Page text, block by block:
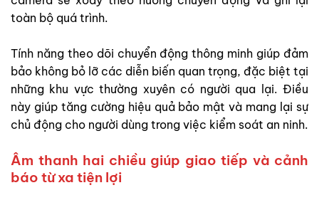
toàn bộ quá trình.
Tính năng theo dõi chuyển động thông minh giúp đảm
bảo không bỏ lỡ các diễn biến quan trọng, đặc biệt tại
những khu vực thường xuyên có người qua lại. Điều
này giúp tăng cường hiệu quả bảo mật và mang lại sự
chủ động cho người dùng trong việc kiểm soát an ninh.
Âm thanh hai chiều giúp giao tiếp và cảnh
báo từ xa tiện lợi